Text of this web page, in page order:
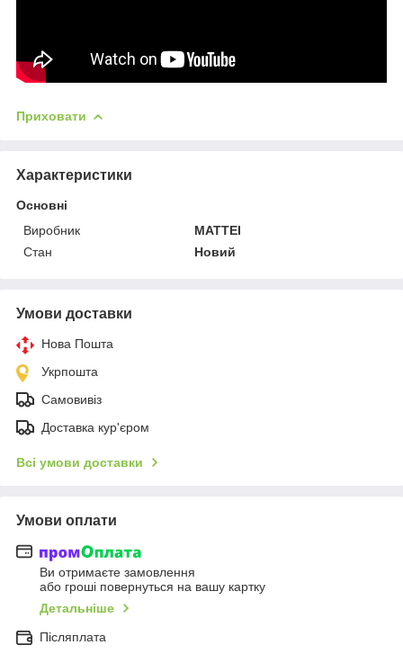
Приховати
Характеристики
Основні
Виробник
MATTEI
Стан
Новий
Умови доставки
Нова Пошта
Укрпошта
Самовивіз
Доставка кур'єром
Всі умови доставки
Умови оплати
Ви отримаєте замовлення
або гроші повернуться на вашу картку
Детальніше
Післяплата